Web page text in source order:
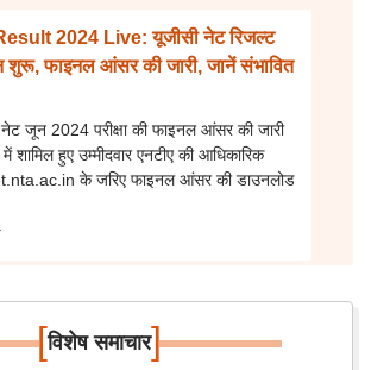
2024 Live: यूजीसी नेट रिजल्ट
शुरू, फाइनल आंसर की जारी, जानें संभावित
जून 2024 परीक्षा की फाइनल आंसर की जारी
में शामिल हुए उम्मीदवार एनटीए की आधिकारिक
के जरिए फाइनल आंसर की डाउनलोड
[विशेष समाचार]